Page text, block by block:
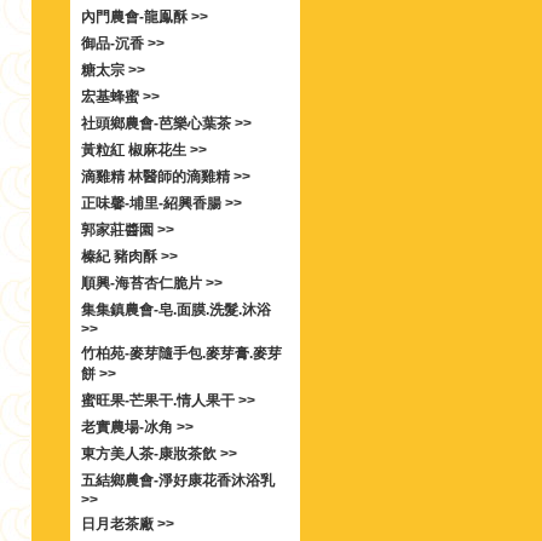
內門農會-龍鳯酥 >>
御品-沉香 >>
糖太宗 >>
宏基蜂蜜 >>
社頭鄉農會-芭樂心葉茶 >>
黃粒紅 椒麻花生 >>
滴雞精 林醫師的滴雞精 >>
正味馨-埔里-紹興香腸 >>
郭家莊醬園 >>
榛紀 豬肉酥 >>
順興-海苔杏仁脆片 >>
集集鎮農會-皂.面膜.洗髮.沐浴
>>
竹柏苑-麥芽隨手包.麥芽膏.麥芽
餅 >>
蜜旺果-芒果干.情人果干 >>
老實農場-冰角 >>
東方美人茶-康妝茶飲 >>
五結鄉農會-淨好康花香沐浴乳
>>
日月老茶廠 >>